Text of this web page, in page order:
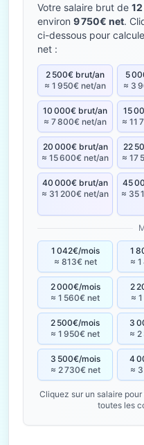
Votre salaire brut de
environ 9 750€ net.
ci-dessous pour
net :
2 500€ brut/an
≈ 1 950€ net/an
5
≈ 3
10 000€ brut/an
≈ 7 800€ net/an
15
≈ 11
20 000€ brut/an
≈ 15 600€ net/an
22
≈ 17
40 000€ brut/an
≈ 31 200€ net/an
45
≈ 35
1 042€/mois
≈ 813€ net
1
≈
2 000€/mois
≈ 1 560€ net
2
≈
2 500€/mois
≈ 1 950€ net
3
≈
3 500€/mois
≈ 2 730€ net
4
≈
Cliquez sur un salaire
toutes les